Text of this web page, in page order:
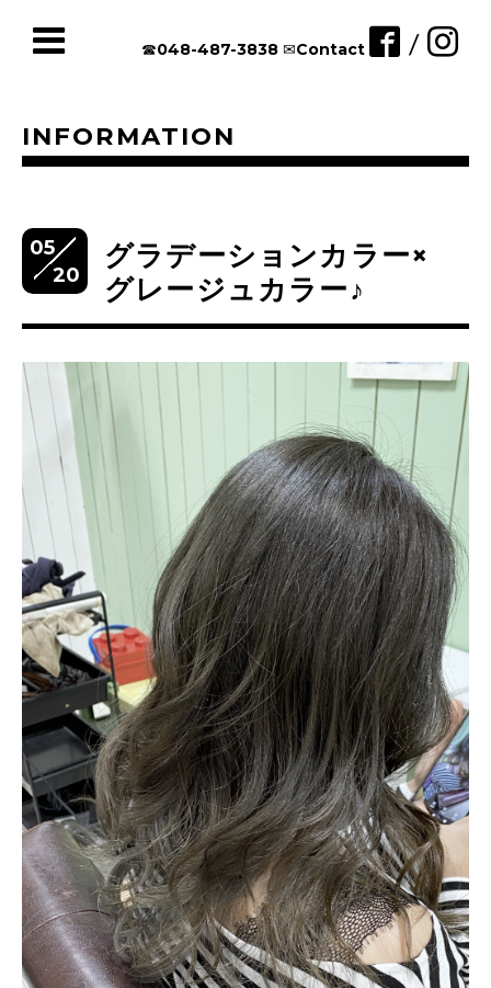
☎︎048-487-3838 ✉︎Contact /
INFORMATION
05
20
グラデーションカラー×
グレージュカラー♪